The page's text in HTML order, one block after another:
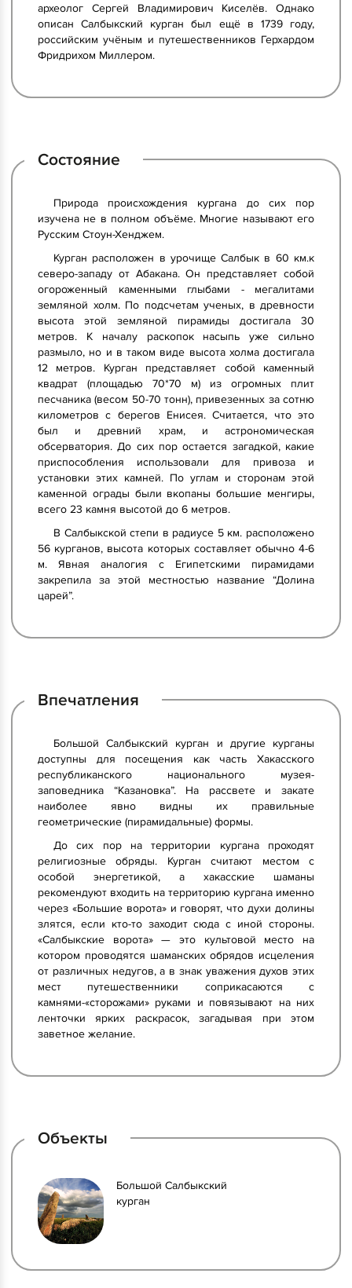
археолог Сергей Владимирович Киселёв. Однако
описан Салбыкский курган был ещё в 1739 году,
российским учёным и путешественников Герхардом
Фридрихом Миллером.
Состояние
Природа происхождения кургана до сих пор
изучена не в полном объёме. Многие называют его
Русским Стоун-Хенджем.
Курган расположен в урочище Салбык в 60 км.к
северо-западу от Абакана. Он представляет собой
огороженный каменными глыбами - мегалитами
земляной холм. По подсчетам ученых, в древности
высота этой земляной пирамиды достигала 30
метров. К началу раскопок насыпь уже сильно
размыло, но и в таком виде высота холма достигала
12 метров. Курган представляет собой каменный
квадрат (площадью 70*70 м) из огромных плит
песчаника (весом 50-70 тонн), привезенных за сотню
километров с берегов Енисея. Считается, что это
был и древний храм, и астрономическая
обсерватория. До сих пор остается загадкой, какие
приспособления использовали для привоза и
установки этих камней. По углам и сторонам этой
каменной ограды были вкопаны большие менгиры,
всего 23 камня высотой до 6 метров.
В Салбыкской степи в радиусе 5 км. расположено
56 курганов, высота которых составляет обычно 4-6
м. Явная аналогия с Египетскими пирамидами
закрепила за этой местностью название “Долина
царей”.
Впечатления
Большой Салбыкский курган и другие курганы
доступны для посещения как часть Хакасского
республиканского национального музея-
заповедника “Казановка”. На рассвете и закате
наиболее явно видны их правильные
геометрические (пирамидальные) формы.
До сих пор на территории кургана проходят
религиозные обряды. Курган считают местом с
особой энергетикой, а хакасские шаманы
рекомендуют входить на территорию кургана именно
через «Большие ворота» и говорят, что духи долины
злятся, если кто-то заходит сюда с иной стороны.
«Салбыкские ворота» — это культовой место на
котором проводятся шаманских обрядов исцеления
от различных недугов, а в знак уважения духов этих
мест путешественники соприкасаются с
камнями-«сторожами» руками и повязывают на них
ленточки ярких раскрасок, загадывая при этом
заветное желание.
Объекты
Большой Салбыкский
курган